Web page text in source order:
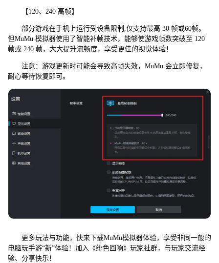
【120、240 高帧】
部分游戏在手机上运行受设备限制,仅支持最高 30 帧或60帧。
但MuMu 模拟器使用了智能补帧技术，能够使游戏帧数突破至 120
帧或 240 帧，大大提升流畅度，享受更佳的视觉体验！
注意：游戏更新时可能会导致高帧失效，MuMu 会立即修复，
耐心等待恢复即可。
更多玩法与功能，快来下载MuMu模拟器体验，享受非同一般的
电脑玩手游“新”体验！加入《绯色回响》玩家社群，与玩家交流经
验、分享快乐！